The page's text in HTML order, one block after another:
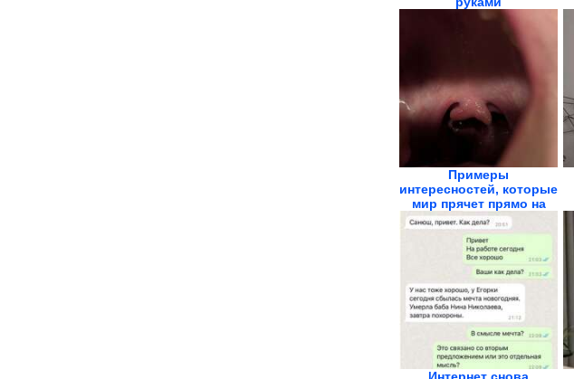
Примеры
интересностей, которые
мир прячет прямо на
виду